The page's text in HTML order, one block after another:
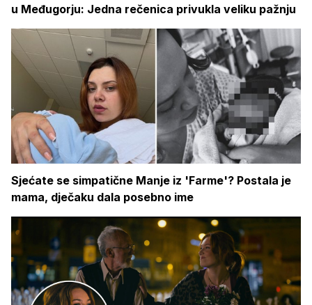
u Međugorju: Jedna rečenica privukla veliku pažnju
Sjećate se simpatične Manje iz 'Farme'? Postala je
mama, dječaku dala posebno ime